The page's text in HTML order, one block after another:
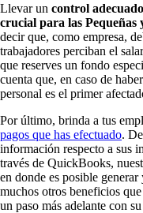
Llevar un control
crucial para las Pequeñas
decir que, como empresa,
trabajadores perciban el
que reserves un fondo
cuenta que, en caso de
personal es el primer
Por último, brinda a tus
pagos que has efectuado.
información respecto a sus
través de QuickBooks,
en donde es posible
muchos otros beneficios que
un paso más adelante con